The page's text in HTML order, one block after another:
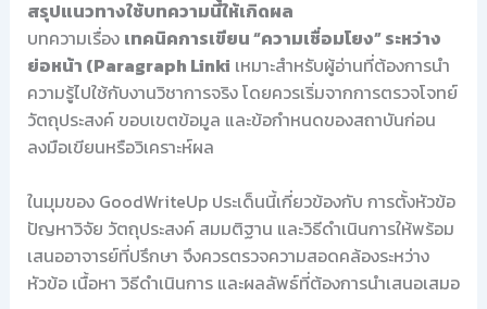
สรุปแนวทางใช้บทความนี้ให้เกิดผล
บทความเรื่อง เทคนิคการเขียน “ความเชื่อมโยง” ระหว่าง
ย่อหน้า (Paragraph Linki เหมาะสำหรับผู้อ่านที่ต้องการนำ
ความรู้ไปใช้กับงานวิชาการจริง โดยควรเริ่มจากการตรวจโจทย์
วัตถุประสงค์ ขอบเขตข้อมูล และข้อกำหนดของสถาบันก่อน
ลงมือเขียนหรือวิเคราะห์ผล
ในมุมของ GoodWriteUp ประเด็นนี้เกี่ยวข้องกับ การตั้งหัวข้อ
ปัญหาวิจัย วัตถุประสงค์ สมมติฐาน และวิธีดำเนินการให้พร้อม
เสนออาจารย์ที่ปรึกษา จึงควรตรวจความสอดคล้องระหว่าง
หัวข้อ เนื้อหา วิธีดำเนินการ และผลลัพธ์ที่ต้องการนำเสนอเสมอ